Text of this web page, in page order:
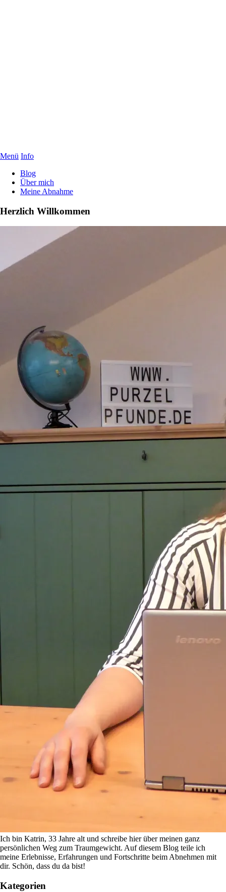
Menü Info
Blog
Über mich
Meine Abnahme
Herzlich Willkommen
Ich bin Katrin, 33 Jahre alt und schreibe hier über meinen ganz
persönlichen Weg zum Traumgewicht. Auf diesem Blog teile ich
meine Erlebnisse, Erfahrungen und Fortschritte beim Abnehmen mit
dir. Schön, dass du da bist!
Kategorien